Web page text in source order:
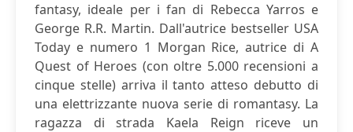
fantasy, ideale per i fan di Rebecca Yarros e
George R.R. Martin. Dall'autrice bestseller USA
Today e numero 1 Morgan Rice, autrice di A
Quest of Heroes (con oltre 5.000 recensioni a
cinque stelle) arriva il tanto atteso debutto di
una elettrizzante nuova serie di romantasy. La
ragazza di strada Kaela Reign riceve un